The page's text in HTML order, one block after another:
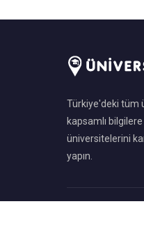
Türkiye'deki tüm
kapsamlı
üniversitelerini
yapın.